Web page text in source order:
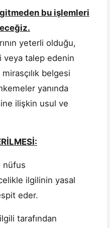
bu işlemleri
yeterli olduğu,
veya talep edenin
belgesi
yanında
ilişkin usul ve
nüfus
ilgilinin yasal
eder.
tarafından